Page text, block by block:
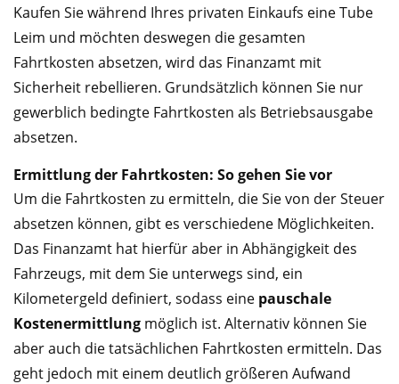
Kaufen Sie während Ihres privaten Einkaufs eine Tube
Leim und möchten deswegen die gesamten
Fahrtkosten absetzen, wird das Finanzamt mit
Sicherheit rebellieren. Grundsätzlich können Sie nur
gewerblich bedingte Fahrtkosten als Betriebsausgabe
absetzen.
Ermittlung der Fahrtkosten: So gehen Sie vor
Um die Fahrtkosten zu ermitteln, die Sie von der Steuer
absetzen können, gibt es verschiedene Möglichkeiten.
Das Finanzamt hat hierfür aber in Abhängigkeit des
Fahrzeugs, mit dem Sie unterwegs sind, ein
Kilometergeld definiert, sodass eine pauschale
Kostenermittlung möglich ist. Alternativ können Sie
aber auch die tatsächlichen Fahrtkosten ermitteln. Das
geht jedoch mit einem deutlich größeren Aufwand